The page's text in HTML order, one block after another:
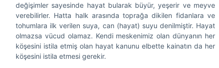
değişimler sayesinde hayat bularak büyür, yeşerir ve meyve
verebilirler. Hatta halk arasında toprağa dikilen fidanlara ve
tohumlara ilk verilen suya, can (hayat) suyu denilmiştir. Hayat
olmazsa vücud olamaz. Kendi meskenimiz olan dünyanın her
köşesini istila etmiş olan hayat kanunu elbette kainatın da her
köşesini istila etmesi gerekir.